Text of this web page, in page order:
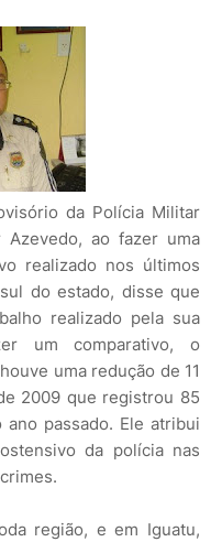
da Polícia Militar
Azevedo, ao fazer uma
realizado nos últimos
do estado, disse que
realizado pela sua
um comparativo, o
uma redução de 11
2009 que registrou 85
passado. Ele atribui
da polícia nas
região, e em Iguatu,